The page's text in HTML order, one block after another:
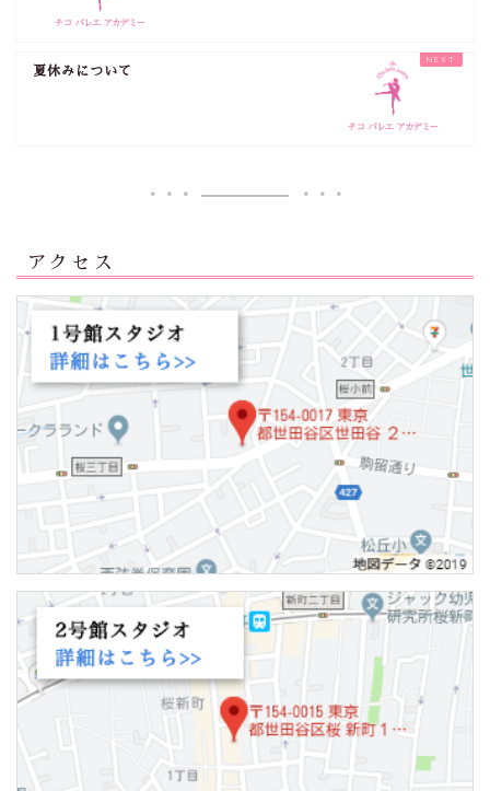
夏休みについて
アクセス